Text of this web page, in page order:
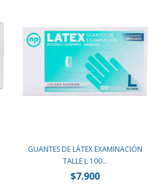
GUANTES DE LÁTEX EXAMINACIÓN
TALLE L 100...
$7.900